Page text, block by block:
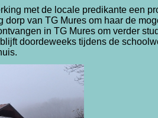
met de locale predikante een
dorp van TG Mures om haar de
in TG Mures om verder
doordeweeks tijdens de